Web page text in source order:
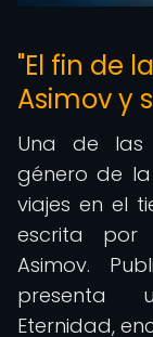
"El fin de
Asimov y
Una de las
género de
viajes en el
escrita por
Asimov.
presenta
Eternidad,